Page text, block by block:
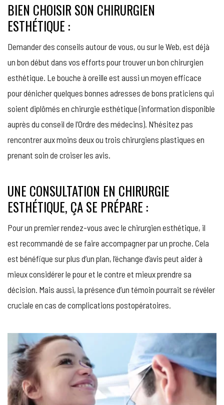
BIEN CHOISIR SON CHIRURGIEN
ESTHÉTIQUE :
Demander des conseils autour de vous, ou sur le Web, est déjà
un bon début dans vos efforts pour trouver un bon chirurgien
esthétique. Le bouche à oreille est aussi un moyen efficace
pour dénicher quelques bonnes adresses de bons praticiens qui
soient diplômés en chirurgie esthétique (information disponible
auprès du conseil de l’Ordre des médecins). N’hésitez pas
rencontrer aux moins deux ou trois chirurgiens plastiques en
prenant soin de croiser les avis.
UNE CONSULTATION EN CHIRURGIE
ESTHÉTIQUE, ÇA SE PRÉPARE :
Pour un premier rendez-vous avec le chirurgien esthétique, il
est recommandé de se faire accompagner par un proche. Cela
est bénéfique sur plus d’un plan, l’échange d’avis peut aider à
mieux considérer le pour et le contre et mieux prendre sa
décision. Mais aussi, la présence d’un témoin pourrait se révéler
cruciale en cas de complications postopératoires.